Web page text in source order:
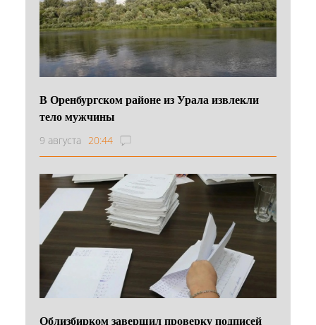
В Оренбургском районе из Урала извлекли
тело мужчины
9 августа 20:44
Облизбирком завершил проверку подписей